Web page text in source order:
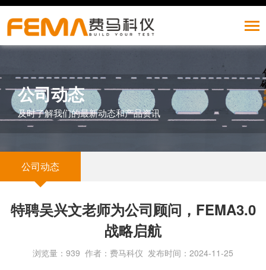
公司动态
及时了解我们的最新动态和产品资讯
公司动态
特聘吴兴文老师为公司顾问，FEMA3.0
战略启航
浏览量：939 作者：费马科仪 发布时间：2024-11-25